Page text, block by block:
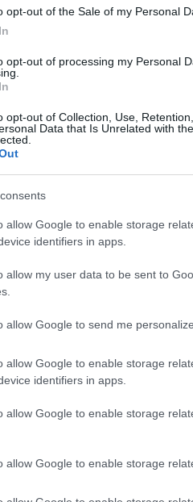
opt-out of the Sale of my Personal
opt-out of processing my Personal
opt-out of Collection, Use,
Data that Is Unrelated with
allow Google to enable storage
identifiers in apps.
allow my user data to be sent to
allow Google to send me
allow Google to enable storage
identifiers in apps.
allow Google to enable storage
allow Google to enable storage
Κατασκευαστικά δεν
ύψους 5 m, από αυτές που θα
Αποτελείται από ένα
μεγάλα ξύλα. Η βασική δομή
από παιδιά. Το αποτέλεσμα είναι